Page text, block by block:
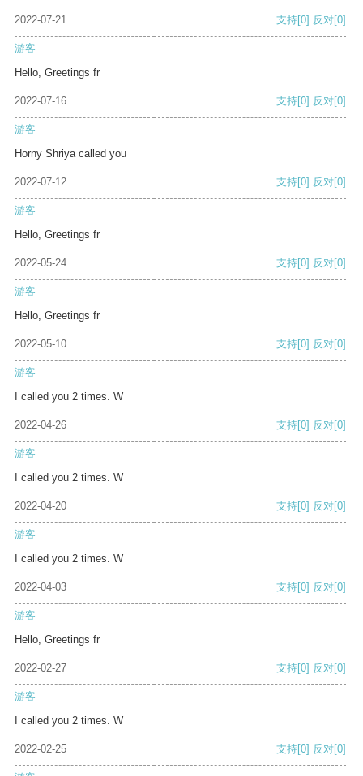
2022-07-21 支持[0] 反对[0]
游客
Hello, Greetings fr
2022-07-16 支持[0] 反对[0]
游客
Horny Shriya called you
2022-07-12 支持[0] 反对[0]
游客
Hello, Greetings fr
2022-05-24 支持[0] 反对[0]
游客
Hello, Greetings fr
2022-05-10 支持[0] 反对[0]
游客
I called you 2 times. W
2022-04-26 支持[0] 反对[0]
游客
I called you 2 times. W
2022-04-20 支持[0] 反对[0]
游客
I called you 2 times. W
2022-04-03 支持[0] 反对[0]
游客
Hello, Greetings fr
2022-02-27 支持[0] 反对[0]
游客
I called you 2 times. W
2022-02-25 支持[0] 反对[0]